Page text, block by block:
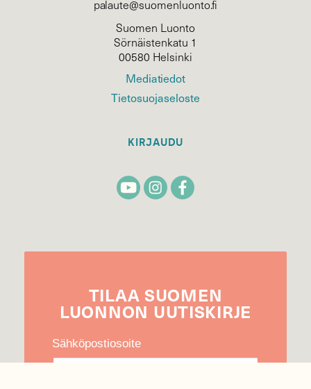
palaute@suomenluonto.fi
Suomen Luonto
Sörnäistenkatu 1
00580 Helsinki
Mediatiedot
Tietosuojaseloste
KIRJAUDU
TILAA SUOMEN
LUONNON UUTIS­KIRJE
Sähköpostiosoite